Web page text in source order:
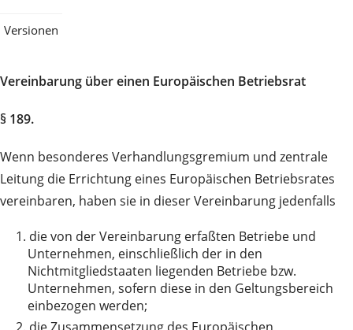
Versionen
Vereinbarung über einen Europäischen Betriebsrat
§ 189.
Wenn besonderes Verhandlungsgremium und zentrale
Leitung die Errichtung eines Europäischen Betriebsrates
vereinbaren, haben sie in dieser Vereinbarung jedenfalls
1. die von der Vereinbarung erfaßten Betriebe und
Unternehmen, einschließlich der in den
Nichtmitgliedstaaten liegenden Betriebe bzw.
Unternehmen, sofern diese in den Geltungsbereich
einbezogen werden;